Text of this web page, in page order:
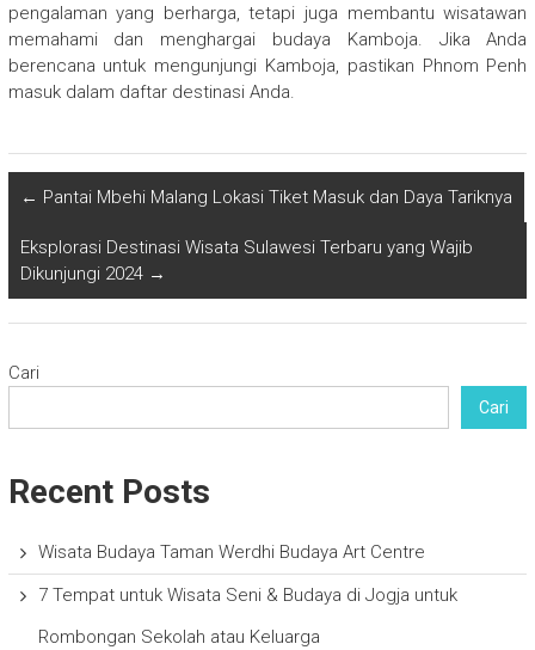
pengalaman yang berharga, tetapi juga membantu wisatawan
memahami dan menghargai budaya Kamboja. Jika Anda
berencana untuk mengunjungi Kamboja, pastikan Phnom Penh
masuk dalam daftar destinasi Anda.
← Pantai Mbehi Malang Lokasi Tiket Masuk dan Daya Tariknya
Eksplorasi Destinasi Wisata Sulawesi Terbaru yang Wajib
Dikunjungi 2024 →
Cari
Cari
Recent Posts
Wisata Budaya Taman Werdhi Budaya Art Centre
7 Tempat untuk Wisata Seni & Budaya di Jogja untuk
Rombongan Sekolah atau Keluarga